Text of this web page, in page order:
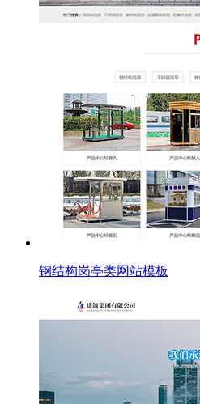
钢结构岗亭类网站模板